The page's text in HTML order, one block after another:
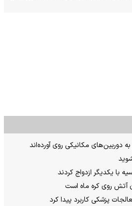
دوربین‌های مکانیکی روی آورده‌اند
با یکدیگر ازدواج کردند
آتش روی کره ماه است
پزشکی کاربرد پیدا کرد